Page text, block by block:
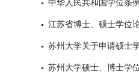
中华人民共和国学位条
江苏省博士、硕士学位
苏州大学关于申请硕士
苏州大学硕士、博士学